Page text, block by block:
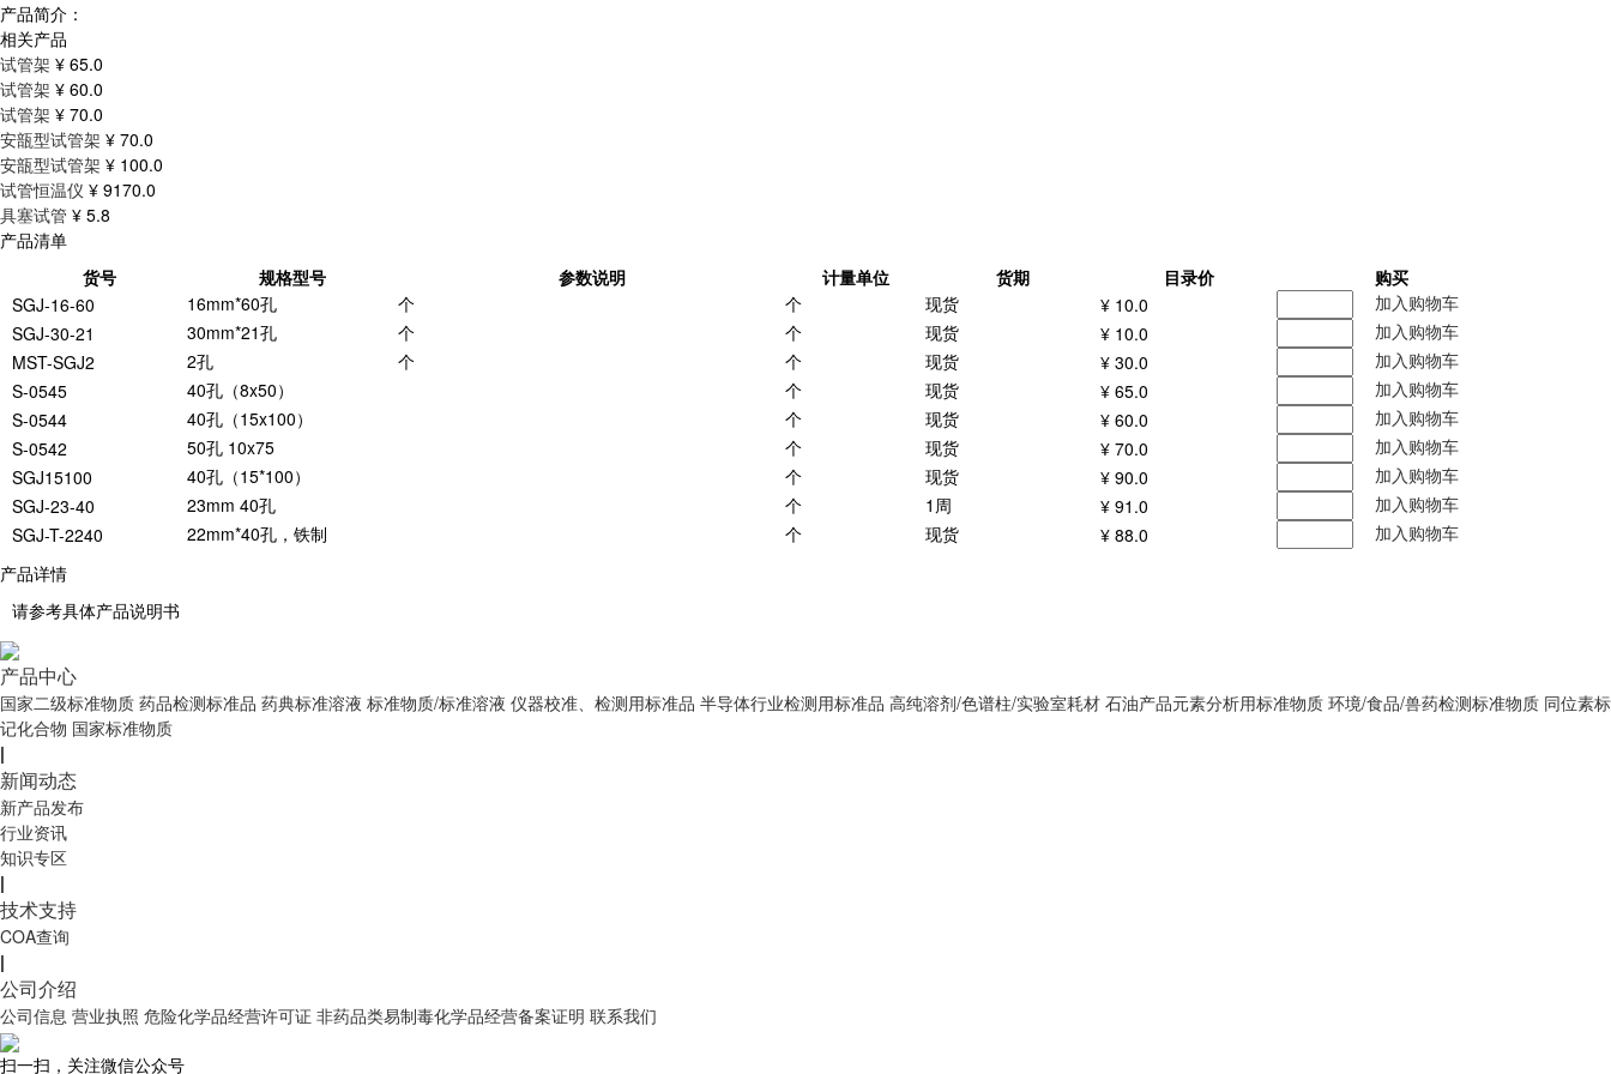
产品简介：
相关产品
试管架 ¥ 65.0
试管架 ¥ 60.0
试管架 ¥ 70.0
安瓿型试管架 ¥ 70.0
安瓿型试管架 ¥ 100.0
试管恒温仪 ¥ 9170.0
具塞试管 ¥ 5.8
产品清单
货号
规格型号 参数说明 计量单位 货期 目录价
购买
SGJ-16-60
16mm*60孔 个 个 现货 ¥ 10.0
加入购物车
SGJ-30-21
30mm*21孔 个 个 现货 ¥ 10.0
加入购物车
MST-SGJ2
2孔 个 个 现货 ¥ 30.0
加入购物车
S-0545
40孔（8x50） 个 现货 ¥ 65.0
加入购物车
S-0544
40孔（15x100） 个 现货 ¥ 60.0
加入购物车
S-0542
50孔 10x75 个 现货 ¥ 70.0
加入购物车
SGJ15100
40孔（15*100） 个 现货 ¥ 90.0
加入购物车
SGJ-23-40
23mm 40孔 个 1周 ¥ 91.0
加入购物车
SGJ-T-2240
22mm*40孔，铁制 个 现货 ¥ 88.0
加入购物车
产品详情
请参考具体产品说明书
产品中心
国家二级标准物质 药品检测标准品 药典标准溶液 标准物质/标准溶液 仪器校准、检测用标准品 半导体行业检测用标准品 高纯溶剂/色谱柱/实验室耗材 石油产品元素分析用标准物质 环境/食品/兽药检测标准物质 同位素标
记化合物 国家标准物质
|
新闻动态
新产品发布
行业资讯
知识专区
|
技术支持
COA查询
|
公司介绍
公司信息 营业执照 危险化学品经营许可证 非药品类易制毒化学品经营备案证明 联系我们
扫一扫，关注微信公众号